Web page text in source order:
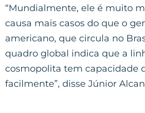
“Mundialmente, ele é muito
causa mais casos do que o
americano, que circula no
quadro global indica que a
cosmopolita tem capacidade
facilmente”, disse Júnior